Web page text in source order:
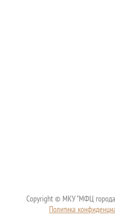
Copyright © МКУ "МФЦ
Политика